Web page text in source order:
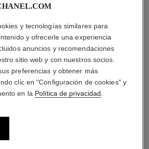
– Leche
y tecnologías similares para
y ofrecerle una experiencia
anuncios y recomendaciones
sitio web y con nuestros socios.
preferencias y obtener más
clic en "Configuración de cookies" y
en la Política de privacidad